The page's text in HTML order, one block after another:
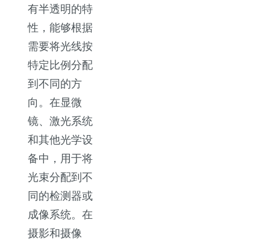
有半透明的特
性，能够根据
需要将光线按
特定比例分配
到不同的方
向。在显微
镜、激光系统
和其他光学设
备中，用于将
光束分配到不
同的检测器或
成像系统。在
摄影和摄像